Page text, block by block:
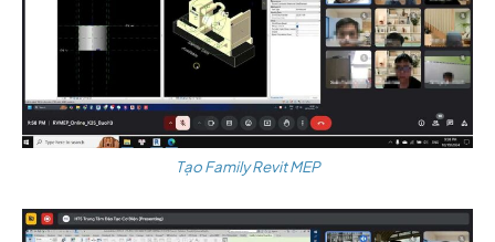
Tạo Family Revit MEP